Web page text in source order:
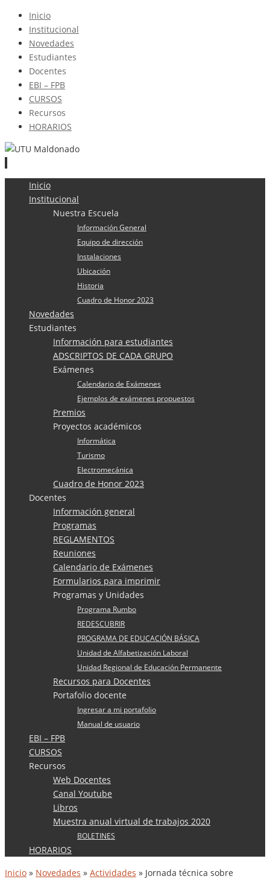
Inicio
Institucional
Novedades
Estudiantes
Docentes
EBI – FPB
CURSOS
Recursos
HORARIOS
Inicio
Institucional
Nuestra Escuela
Información General
Equipo de dirección
Instalaciones
Ubicación
Historia
Cuadro de Honor 2023
Novedades
Estudiantes
Información para estudiantes
ADSCRIPTOS DE CADA GRUPO
Exámenes
Calendario de Exámenes
Ejemplos de exámenes propuestos
Premios
Proyectos académicos
Informática
Turismo
Electromecánica
Cuadro de Honor 2023
Docentes
Información general
Programas
REGLAMENTOS
Reuniones
Calendario de Exámenes
Formularios para imprimir
Programas y Unidades
Programa Rumbo
REDESCUBRIR
PROGRAMA DE EDUCACIÓN BÁSICA
Unidad de Alfabetización Laboral
Unidad Regional de Educación Permanente
Recursos para Docentes
Portafolio docente
Ingresar a mi portafolio
Manual de usuario
EBI – FPB
CURSOS
Recursos
Web Docentes
Canal Youtube
Libros
Muestra anual virtual de trabajos 2020
BOLETINES
HORARIOS
Inicio » Novedades » Actividades » Jornada técnica sobre